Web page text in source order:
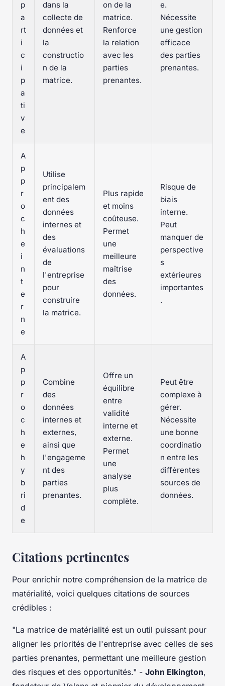
p
a
rt
i
c
i
p
a
ti
v
e
dans la
collecte de
données et
la
constructio
n de la
matrice.
on de la
matrice.
Renforce
la relation
avec les
parties
prenantes.
e.
Nécessite
une gestion
efficace
des parties
prenantes.
A
p
p
r
o
c
h
e
i
n
t
e
r
n
e
Utilise
principalem
ent des
données
internes et
des
évaluations
de
l'entreprise
pour
construire
la matrice.
Plus rapide
et moins
coûteuse.
Permet
une
meilleure
maîtrise
des
données.
Risque de
biais
interne.
Peut
manquer de
perspective
s
extérieures
importantes
.
A
p
p
r
o
c
h
e
h
y
b
ri
d
e
Combine
des
données
internes et
externes,
ainsi que
l'engageme
nt des
parties
prenantes.
Offre un
équilibre
entre
validité
interne et
externe.
Permet
une
analyse
plus
complète.
Peut être
complexe à
gérer.
Nécessite
une bonne
coordinatio
n entre les
différentes
sources de
données.
Citations pertinentes
Pour enrichir notre compréhension de la matrice de
matérialité, voici quelques citations de sources
crédibles :
"La matrice de matérialité est un outil puissant pour
aligner les priorités de l'entreprise avec celles de ses
parties prenantes, permettant une meilleure gestion
des risques et des opportunités." - John Elkington,